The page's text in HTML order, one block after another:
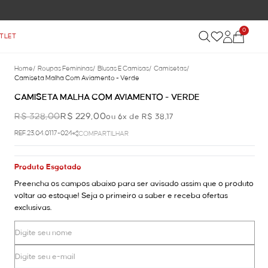
0
Home/ Roupas Femininas/ Blusas E Camisas/ Camisetas/
Camiseta Malha Com Aviamento - Verde
CAMISETA MALHA COM AVIAMENTO - VERDE
R$ 328,00R$ 229,00ou 6x de R$ 38,17
REF.23.04.0117-024 COMPARTILHAR
Produto Esgotado
Preencha os campos abaixo para ser avisado assim que o produto
voltar ao estoque! Seja o primeiro a saber e receba ofertas
exclusivas.